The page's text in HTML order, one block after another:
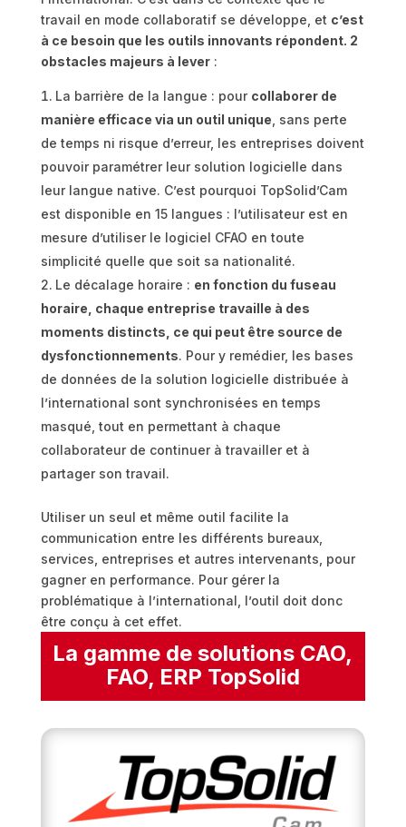
travail en mode collaboratif se développe, et c’est
à ce besoin que les outils innovants répondent. 2
obstacles majeurs à lever:
La barrière de la langue : pour collaborer de
manière efficace via un outil unique , sans perte
de temps ni risque d’erreur, les entreprises doivent
pouvoir paramétrer leur solution logicielle dans
leur langue native. C’est pourquoi TopSolid’Cam
est disponible en 15 langues : l’utilisateur est en
mesure d’utiliser le logiciel CFAO en toute
simplicité quelle que soit sa nationalité.
Le décalage horaire : en fonction du fuseau
horaire, chaque entreprise travaille à des
moments distincts, ce qui peut être source de
dysfonctionnements. Pour y remédier, les bases
de données de la solution logicielle distribuée à
l’international sont synchronisées en temps
masqué, tout en permettant à chaque
collaborateur de continuer à travailler et à
partager son travail.
Utiliser un seul et même outil facilite la
communication entre les différents bureaux,
services, entreprises et autres intervenants, pour
gagner en performance. Pour gérer la
problématique à l’international, l’outil doit donc
être conçu à cet effet.
La gamme de solutions CAO,
FAO, ERP TopSolid